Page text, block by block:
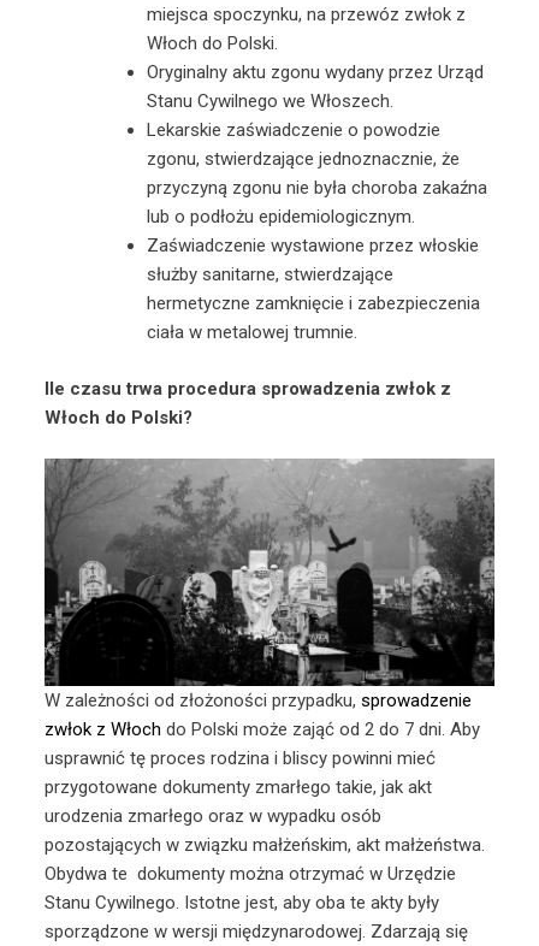
miejsca spoczynku, na przewóz zwłok z
Włoch do Polski.
Oryginalny aktu zgonu wydany przez Urząd
Stanu Cywilnego we Włoszech.
Lekarskie zaświadczenie o powodzie
zgonu, stwierdzające jednoznacznie, że
przyczyną zgonu nie była choroba zakaźna
lub o podłożu epidemiologicznym.
Zaświadczenie wystawione przez włoskie
służby sanitarne, stwierdzające
hermetyczne zamknięcie i zabezpieczenia
ciała w metalowej trumnie.
Ile czasu trwa procedura sprowadzenia zwłok z
Włoch do Polski?
W zależności od złożoności przypadku,sprowadzenie
zwłok z Włoch do Polski może zająć od 2 do 7 dni. Aby
usprawnić tę proces rodzina i bliscy powinni mieć
przygotowane dokumenty zmarłego takie, jak akt
urodzenia zmarłego oraz w wypadku osób
pozostających w związku małżeńskim, akt małżeństwa.
Obydwa te dokumenty można otrzymać w Urzędzie
Stanu Cywilnego. Istotne jest, aby oba te akty były
sporządzone w wersji międzynarodowej. Zdarzają się